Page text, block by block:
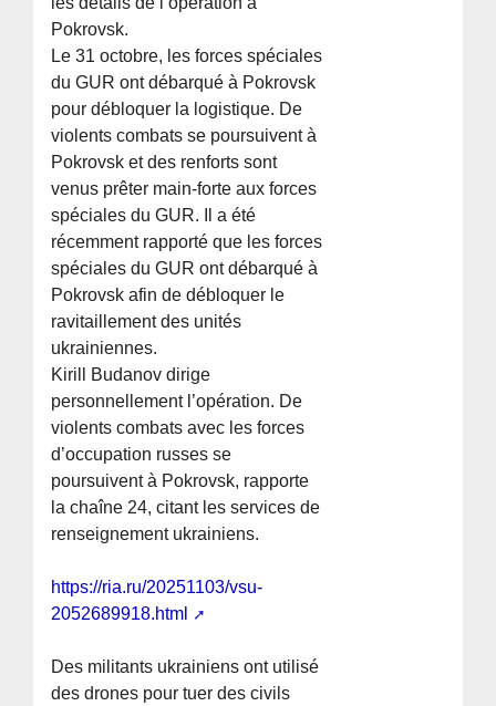
Pokrovsk.
Le 31 octobre, les forces spéciales
du GUR ont débarqué à Pokrovsk
pour débloquer la logistique. De
violents combats se poursuivent à
Pokrovsk et des renforts sont
venus prêter main-forte aux forces
spéciales du GUR. Il a été
récemment rapporté que les forces
spéciales du GUR ont débarqué à
Pokrovsk afin de débloquer le
ravitaillement des unités
ukrainiennes.
Kirill Budanov dirige
personnellement l’opération. De
violents combats avec les forces
d’occupation russes se
poursuivent à Pokrovsk, rapporte
la chaîne 24, citant les services de
renseignement ukrainiens.
https://ria.ru/20251103/vsu-
2052689918.html
Des militants ukrainiens ont utilisé
des drones pour tuer des civils